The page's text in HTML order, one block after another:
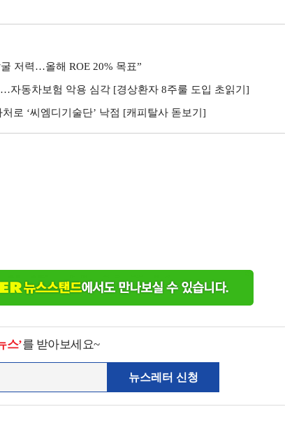
저력…올해 ROE 20% 목표”
자동차보험 악용 심각 [경상환자 8주룰 도입 초읽기]
로 ‘씨엠디기술단’ 낙점 [캐피탈사 돋보기]
스’를 받아보세요~
뉴스레터 신청